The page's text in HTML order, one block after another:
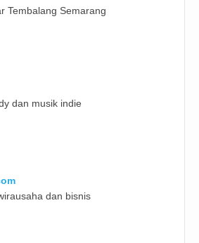
Tembalang Semarang
dan musik indie
dan bisnis